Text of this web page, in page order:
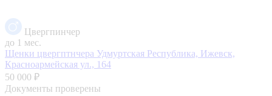
Цвергпинчер
до 1 мес.
Щенки цвергптнчера Удмуртская Республика, Ижевск,
Красноармейская ул., 164
50 000 ₽
Документы проверены